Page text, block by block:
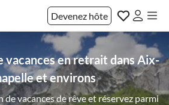
Devenez hôte
vacances en retrait dans Aix-
et environs
vacances de rêve et réservez parmi